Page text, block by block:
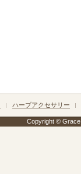
ハープアクセサリー
Copyright © Grace